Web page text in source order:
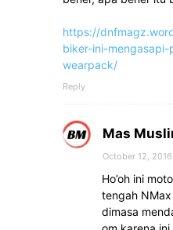
https://
biker-ini-
wearpack/
Reply
Mas
October 12,
Ho’oh ini
tengah
dimasa